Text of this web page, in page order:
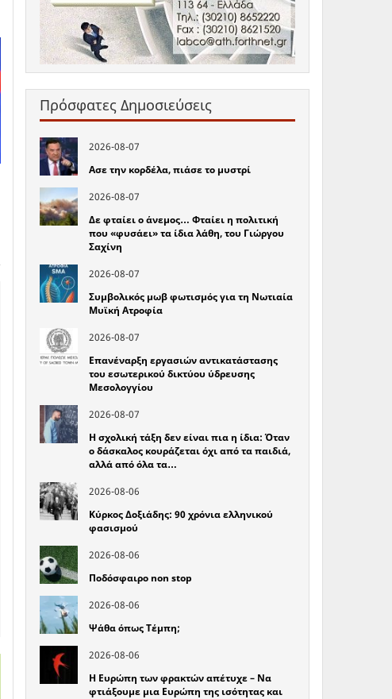
Πρόσφατες Δημοσιεύσεις
2026-08-07
Ασε την κορδέλα, πιάσε το μυστρί
2026-08-07
Δε φταίει ο άνεμος… Φταίει η πολιτική
που «φυσάει» τα ίδια λάθη, του Γιώργου
Σαχίνη
2026-08-07
Συμβολικός μωβ φωτισμός για τη Νωτιαία
Μυϊκή Ατροφία
2026-08-07
Επανέναρξη εργασιών αντικατάστασης
του εσωτερικού δικτύου ύδρευσης
Μεσολογγίου
2026-08-07
Η σχολική τάξη δεν είναι πια η ίδια: Όταν
ο δάσκαλος κουράζεται όχι από τα παιδιά,
αλλά από όλα τα…
2026-08-06
Κύρκος Δοξιάδης: 90 χρόνια ελληνικού
φασισμού
2026-08-06
Ποδόσφαιρο non stop
2026-08-06
Ψάθα όπως Τέμπη;
2026-08-06
Η Ευρώπη των φρακτών απέτυχε – Να
φτιάξουμε μια Ευρώπη της ισότητας και